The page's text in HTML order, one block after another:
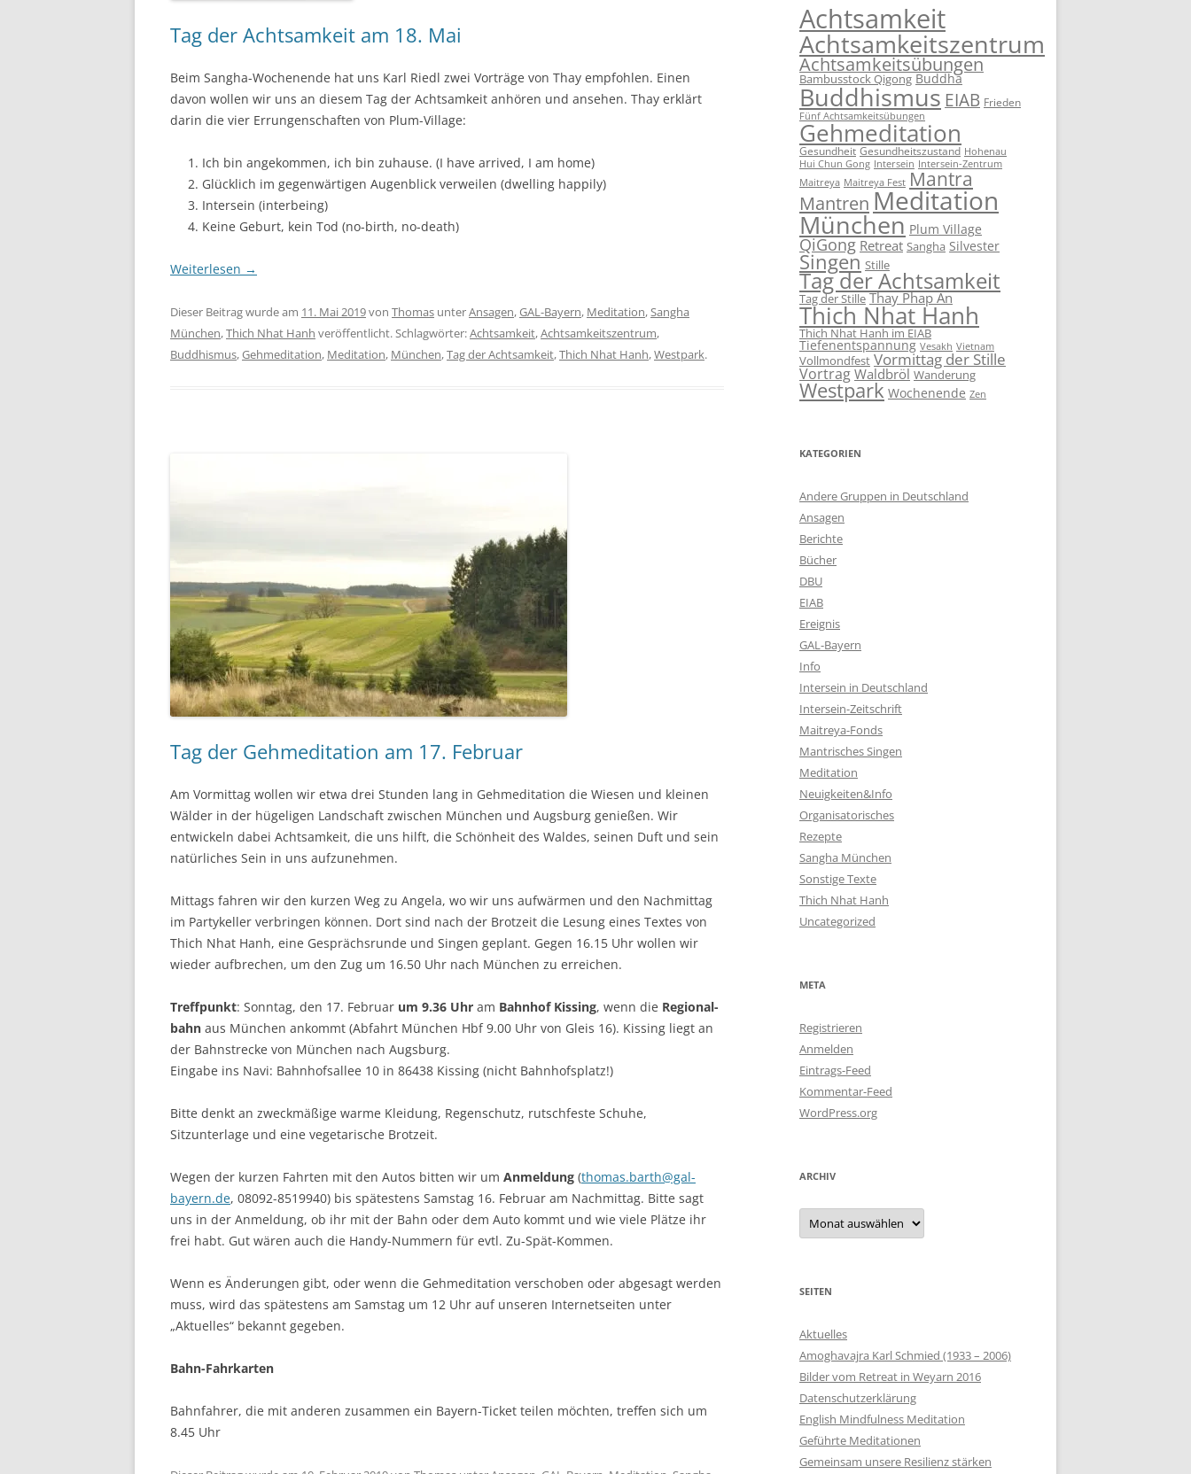
Tag der Achtsamkeit am 18. Mai
Beim Sangha-Wochenende hat uns Karl Riedl zwei Vorträge von Thay empfohlen. Einen
davon wollen wir uns an diesem Tag der Achtsamkeit anhören und ansehen. Thay erklärt
darin die vier Errungenschaften von Plum-Village:
Ich bin angekommen, ich bin zuhause. (I have arrived, I am home)
Glücklich im gegenwärtigen Augenblick verweilen (dwelling happily)
Intersein (interbeing)
Keine Geburt, kein Tod (no-birth, no-death)
Weiterlesen →
Dieser Beitrag wurde am 11. Mai 2019von Thomas unterAnsagen,GAL-Bayern, Meditation,Sangha
München,Thich Nhat Hanh veröffentlicht. Schlagwörter:Achtsamkeit,Achtsamkeitszentrum,
Buddhismus,Gehmeditation, Meditation, München,Tag der Achtsamkeit,Thich Nhat Hanh,Westpark.
Tag der Gehmeditation am 17. Februar
Am Vormittag wollen wir etwa drei Stunden lang in Gehmeditation die Wiesen und kleinen
Wälder in der hügeligen Landschaft zwischen München und Augsburg genießen. Wir
entwickeln dabei Achtsamkeit, die uns hilft, die Schönheit des Waldes, seinen Duft und sein
natürliches Sein in uns aufzunehmen.
Mittags fahren wir den kurzen Weg zu Angela, wo wir uns aufwärmen und den Nachmittag
im Partykeller verbringen können. Dort sind nach der Brotzeit die Lesung eines Textes von
Thich Nhat Hanh, eine Gesprächsrunde und Singen geplant. Gegen 16.15 Uhr wollen wir
wieder aufbrechen, um den Zug um 16.50 Uhr nach München zu erreichen.
Treffpunkt: Sonntag, den 17. Februar um 9.36 Uhr am Bahn­hof Kissing, wenn die Regional­
bahn aus München ankommt (Abfahrt München Hbf 9.00 Uhr von Gleis 16). Kissing liegt an
der Bahn­strecke von München nach Augsburg.
Eingabe ins Navi: Bahnhofsallee 10 in 86438 Kissing (nicht Bahnhofsplatz!)
Bitte denkt an zweckmäßige warme Kleidung, Regenschutz, rutschfeste Schuhe,
Sitzunterlage und eine vegetarische Brotzeit.
Wegen der kurzen Fahrten mit den Autos bitten wir um Anmel­dung (thomas.barth@gal-
bayern.de, 08092-8519940) bis spätes­tens Sams­tag 16. Februar am Nach­mittag. Bitte sagt
uns in der Anmel­dung, ob ihr mit der Bahn oder dem Auto kommt und wie viele Plätze ihr
frei habt. Gut wären auch die Handy-Nummern für evtl. Zu-Spät-Kommen.
Wenn es Änderungen gibt, oder wenn die Gehmeditation verschoben oder abgesagt wer­den
muss, wird das spätestens am Samstag um 12 Uhr auf unseren Internetseiten unter
„Aktuelles“ bekannt gegeben.
Bahn-Fahrkarten
Bahnfahrer, die mit anderen zusammen ein Bayern-Ticket teilen möchten, treffen sich um
8.45 Uhr
Achtsamkeit
Achtsamkeitszentrum
Achtsamkeitsübungen
Bambusstock Qigong Buddha
Buddhismus EIAB Frieden
Fünf Achtsamkeitsübungen
Gehmeditation
Gesundheit Gesundheitszustand Hohenau
Hui Chun Gong Intersein Intersein-Zentrum
Maitreya Maitreya Fest Mantra
Mantren Meditation
München Plum Village
QiGong Retreat Sangha Silvester
Singen Stille
Tag der Achtsamkeit
Tag der Stille Thay Phap An
Thich Nhat Hanh
Thich Nhat Hanh im EIAB
Tiefenentspannung Vesakh Vietnam
Vollmondfest Vormittag der Stille
VortragWaldbröl Wanderung
Westpark Wochenende Zen
KATEGORIEN
Andere Gruppen in Deutschland
Ansagen
Berichte
Bücher
DBU
EIAB
Ereignis
GAL-Bayern
Info
Intersein in Deutschland
Intersein-Zeitschrift
Maitreya-Fonds
Mantrisches Singen
Meditation
Neuigkeiten&Info
Organisatorisches
Rezepte
Sangha München
Sonstige Texte
Thich Nhat Hanh
Uncategorized
META
Registrieren
Anmelden
Eintrags-Feed
Kommentar-Feed
WordPress.org
ARCHIV
Archiv
SEITEN
Aktuelles
Amoghavajra Karl Schmied (1933 – 2006)
Bilder vom Retreat in Weyarn 2016
Datenschutzerklärung
English Mindfulness Meditation
Geführte Meditationen
Gemeinsam unsere Resilienz stärken